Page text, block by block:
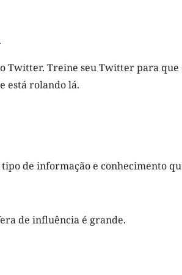
.
Twitter. Treine seu Twitter para que
está rolando lá.
de informação e conhecimento
de influência é grande.